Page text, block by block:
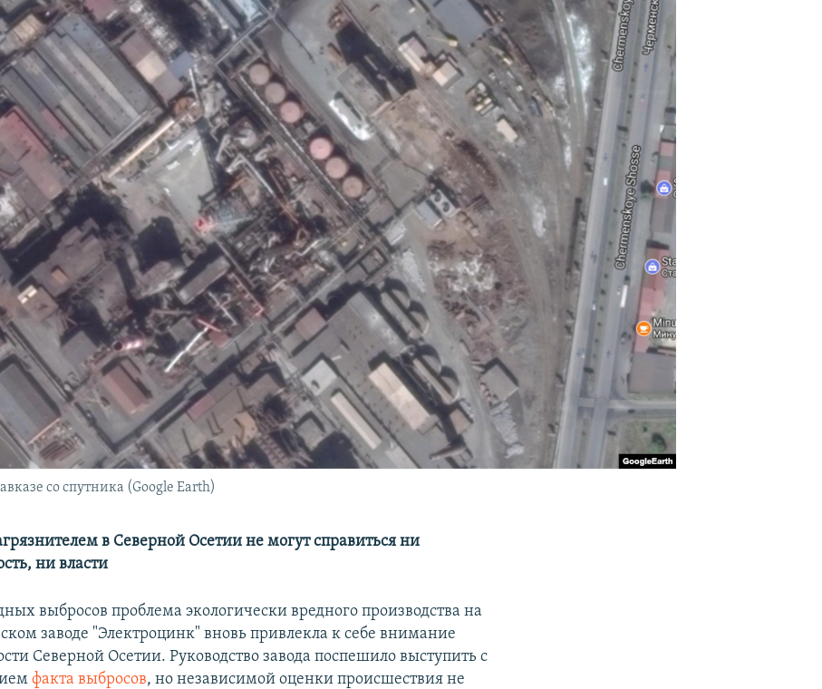
со спутника (Google Earth)
в Северной Осетии не могут справиться ни
ни власти
выбросов проблема экологически вредного производства на
заводе "Электроцинк" вновь привлекла к себе внимание
Северной Осетии. Руководство завода поспешило выступить с
факта выбросов, но независимой оценки происшествия не